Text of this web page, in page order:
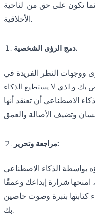
تكون على حق من الناحية
الأخلاقية.
دمج الرؤى الشخصية.
ووجهات النظر الفريدة في
بك والذي لا يستطيع الذكاء
الاصطناعي أن تعتقد أنها
مراجعة وتحرير:
بواسطة الذكاء الاصطناعي
امنحها شرارة إبداعك وعمقًا
كتابتها بنبرة وصوت خاصين
بك.